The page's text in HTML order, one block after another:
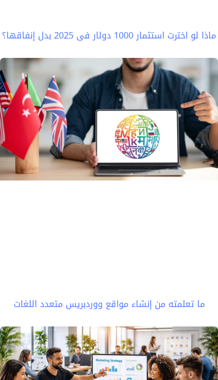
ماذا لو اخترت استثمار 1000 دولار في 2025 بدل إنفاقها؟
ما تعلمته من إنشاء مواقع ووردبريس متعدد اللغات